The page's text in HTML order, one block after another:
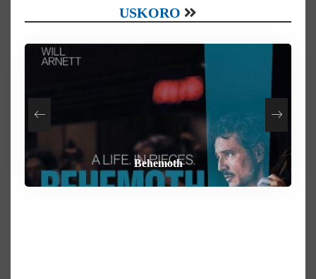
USKORO
Heart of the Beast
Behemoth
How To Rob A Bank
By Any Means